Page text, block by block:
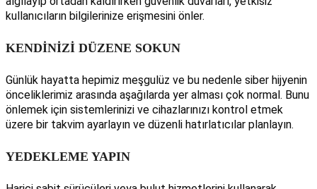
kullanıcıların bilgilerinize erişmesini önler.
KENDİNİZİ DÜZENE SOKUN
Günlük hayatta hepimiz meşgulüz ve bu nedenle siber hijyenin
önceliklerimiz arasında aşağılarda yer alması çok normal. Bunu
önlemek için sistemlerinizi ve cihazlarınızı kontrol etmek
üzere bir takvim ayarlayın ve düzenli hatırlatıcılar planlayın.
YEDEKLEME YAPIN